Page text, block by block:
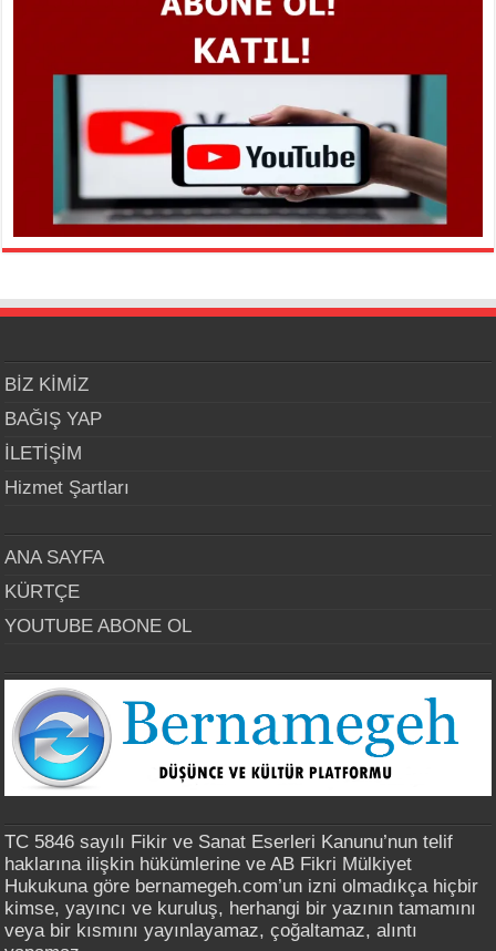
BİZ KİMİZ
BAĞIŞ YAP
İLETİŞİM
Hizmet Şartları
ANA SAYFA
KÜRTÇE
YOUTUBE ABONE OL
TC 5846 sayılı Fikir ve Sanat Eserleri Kanunu’nun telif
haklarına ilişkin hükümlerine ve AB Fikri Mülkiyet
Hukukuna göre bernamegeh.com’un izni olmadıkça hiçbir
kimse, yayıncı ve kuruluş, herhangi bir yazının tamamını
veya bir kısmını yayınlayamaz, çoğaltamaz, alıntı